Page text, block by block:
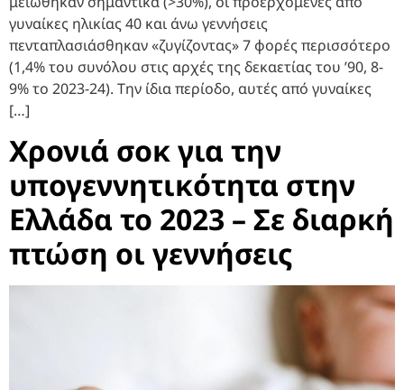
γυναίκες ηλικίας 40 και άνω γεννήσεις
πενταπλασιάσθηκαν «ζυγίζοντας» 7 φορές περισσότερο
(1,4% του συνόλου στις αρχές της δεκαετίας του ’90, 8-
9% το 2023-24). Την ίδια περίοδο, αυτές από γυναίκες
[…]
Χρονιά σοκ για την
υπογεννητικότητα στην
Ελλάδα το 2023 – Σε διαρκή
πτώση οι γεννήσεις